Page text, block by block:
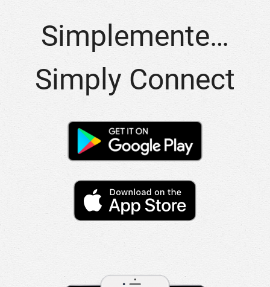
Simplemente…
Simply Connect